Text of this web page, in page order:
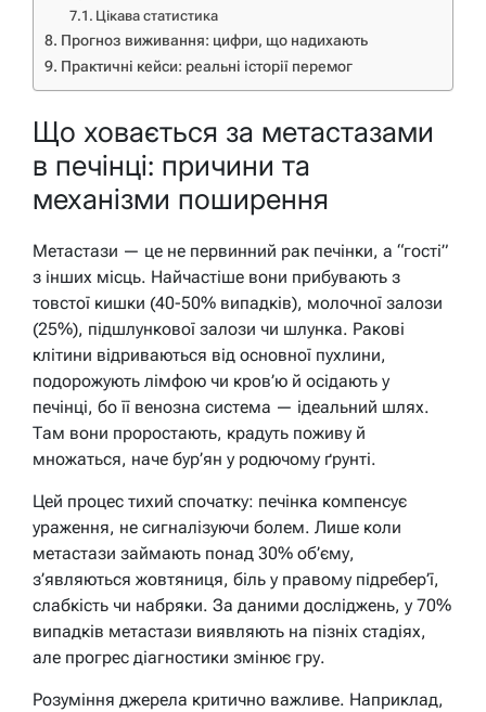
Цікава статистика
Прогноз виживання: цифри, що надихають
Практичні кейси: реальні історії перемог
Що ховається за метастазами
в печінці: причини та
механізми поширення
Метастази — це не первинний рак печінки, а “гості”
з інших місць. Найчастіше вони прибувають з
товстої кишки (40-50% випадків), молочної залози
(25%), підшлункової залози чи шлунка. Ракові
клітини відриваються від основної пухлини,
подорожують лімфою чи кров’ю й осідають у
печінці, бо її венозна система — ідеальний шлях.
Там вони проростають, крадуть поживу й
множаться, наче бур’ян у родючому ґрунті.
Цей процес тихий спочатку: печінка компенсує
ураження, не сигналізуючи болем. Лише коли
метастази займають понад 30% об’єму,
з’являються жовтяниця, біль у правому підребер’ї,
слабкість чи набряки. За даними досліджень, у 70%
випадків метастази виявляють на пізніх стадіях,
але прогрес діагностики змінює гру.
Розуміння джерела критично важливе. Наприклад,